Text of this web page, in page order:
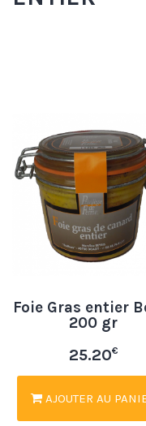
Foie Gras entier
200 gr
25.20€
AJOUTER AU